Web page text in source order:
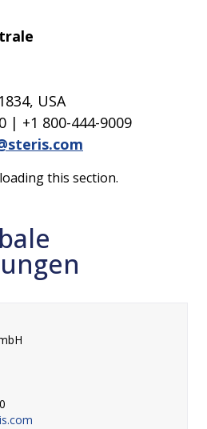
USA
| +1 800-444-9009
this section.